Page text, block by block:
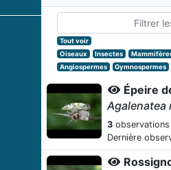
Tout voir
Oiseaux
Insectes
Angiospermes
Gymnospermes
Épeire
Agalenatea
3 observations
Dernière